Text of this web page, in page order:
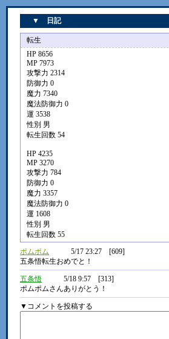
▼ 日記
転生
HP 8656
MP 7973
攻撃力 2314
防御力 0
魔力 7340
魔法防御力 0
運 3538
性別 男
転生回数 54
HP 4235
MP 3270
攻撃力 784
防御力 0
魔力 3357
魔法防御力 0
運 1608
性別 男
転生回数 55
ポムポム
5/17 23:27 [609]
五条悟転生おめでと！
五条悟
5/18 9:57 [313]
ポムポムさんありがとう！
▼コメントを投稿する